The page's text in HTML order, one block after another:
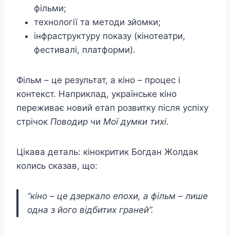
фільми;
технології та методи зйомки;
інфраструктуру показу (кінотеатри,
фестивалі, платформи).
Фільм – це результат, а кіно – процес і
контекст. Наприклад, українське кіно
переживає новий етап розвитку після успіху
стрічок Поводир чи Мої думки тихі.
Цікава деталь: кінокритик Богдан Жолдак
колись сказав, що:
“кіно – це дзеркало епохи, а фільм – лише
одна з його відбитих граней”.